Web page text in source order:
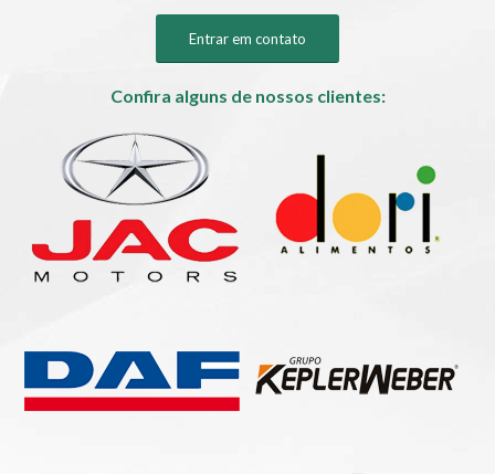
Entrar em contato
Confira alguns de nossos clientes: